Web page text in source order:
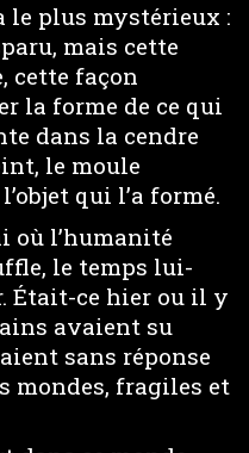
le plus mystérieux :
mais cette
cette façon
la forme de ce qui
dans la cendre
le moule
qui l’a formé.
où l’humanité
le temps lui-
Était-ce hier ou il y
avaient su
sans réponse
mondes, fragiles et